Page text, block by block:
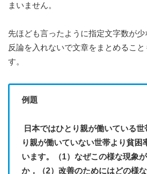
まいません。
先ほども言ったように指定文字数が
反論を入れないで文章をまとめるこ
す。
例題
日本ではひとり親が働いている
り親が働いていない世帯より貧困
います。（1）なぜこの様な現象
か，（2）改善のためにはどの様